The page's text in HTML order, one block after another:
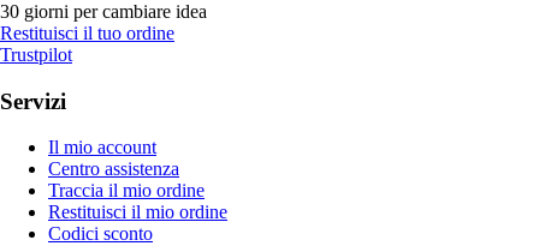
30 giorni per cambiare idea
Restituisci il tuo ordine
Trustpilot
Servizi
Il mio account
Centro assistenza
Traccia il mio ordine
Restituisci il mio ordine
Codici sconto